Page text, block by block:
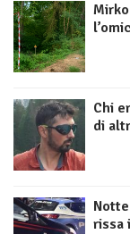
Chi
di
rissa